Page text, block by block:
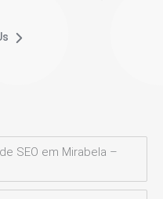
SEO em Mirabela –